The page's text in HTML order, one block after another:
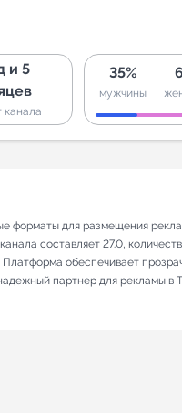
и 5
канала
35%
мужчины
форматы для размещения
составляет 27.0,
обеспечивает
партнер для рекламы